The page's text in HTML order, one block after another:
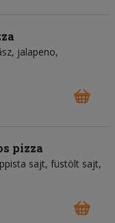
jalapeno
pizza
sajt füstölt sajt